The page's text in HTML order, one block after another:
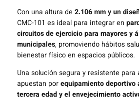
Con una altura de 2.106 mm y un
CMC-101 es ideal para integrar en
circuitos de ejercicio para mayores y
municipales, promoviendo hábitos
bienestar físico en espacios públicos.
Una solución segura y resistente
apuestan porequipamiento deportivo
tercera edad y el envejecimiento